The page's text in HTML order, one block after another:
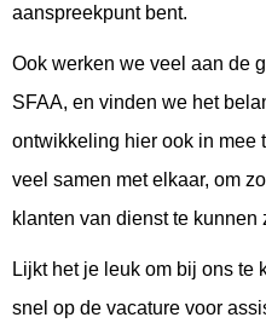
aanspreekpunt bent.
Ook werken we veel aan de
SFAA, en vinden we het
ontwikkeling hier ook in mee
veel samen met elkaar, om
klanten van dienst te kunnen
Lijkt het je leuk om bij ons te
snel op de vacature voor